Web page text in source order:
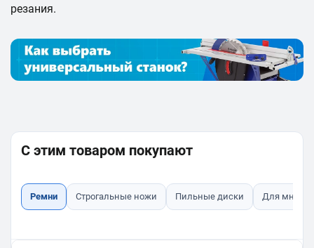
резания.
С этим товаром покупают
Ремни Строгальные ножи Пильные диски Для